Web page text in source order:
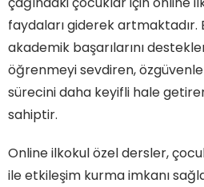
faydaları giderek artmaktadır.
akademik başarılarını
öğrenmeyi sevdiren,
sürecini daha keyifli hale
sahiptir.
Online ilkokul özel dersler,
ile etkileşim kurma imkanı